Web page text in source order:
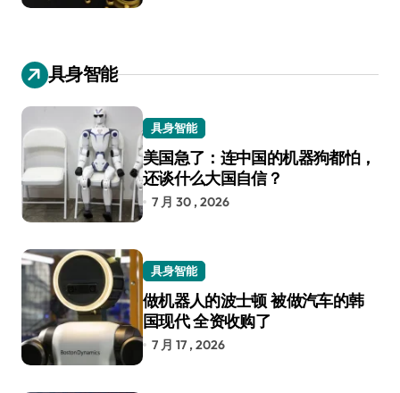
具身智能
具身智能
美国急了：连中国的机器狗都怕，
还谈什么大国自信？
7 月 30 , 2026
具身智能
做机器人的波士顿 被做汽车的韩
国现代 全资收购了
7 月 17 , 2026